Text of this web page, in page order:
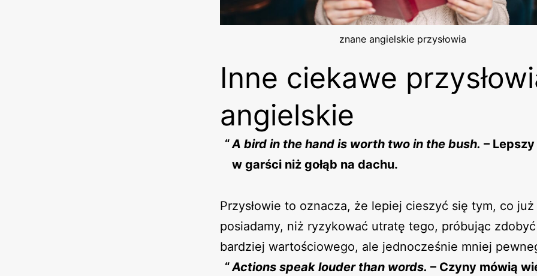
znane angielskie przysłowia
Inne ciekawe
angielskie
A bird in the hand is worth two in the bush. –
w garści niż gołąb na dachu.
Przysłowie to oznacza, że lepiej cieszyć się tym, co już
posiadamy, niż ryzykować utratę tego, próbując
bardziej wartościowego, ale jednocześnie mniej
Actions speak louder than words. – Czyny mówią